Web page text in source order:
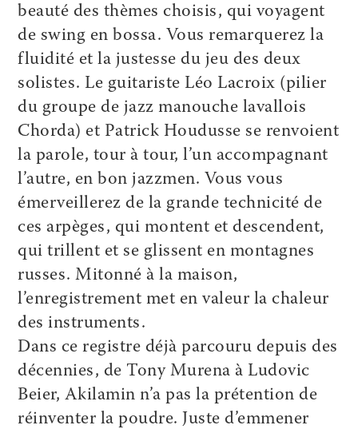
beauté des thèmes choisis, qui voyagent
de swing en bossa. Vous remarquerez la
fluidité et la justesse du jeu des deux
solistes. Le guitariste Léo Lacroix (pilier
du groupe de jazz manouche lavallois
Chorda) et Patrick Houdusse se renvoient
la parole, tour à tour, l’un accompagnant
l’autre, en bon jazzmen. Vous vous
émerveillerez de la grande technicité de
ces arpèges, qui montent et descendent,
qui trillent et se glissent en montagnes
russes. Mitonné à la maison,
l’enregistrement met en valeur la chaleur
des instruments.
Dans ce registre déjà parcouru depuis des
décennies, de Tony Murena à Ludovic
Beier, Akilamin n’a pas la prétention de
réinventer la poudre. Juste d’emmener